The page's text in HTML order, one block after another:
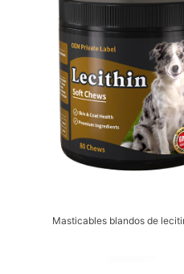
Masticables blandos de